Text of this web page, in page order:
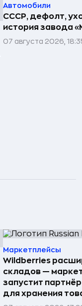
Автомобили
СССР, дефолт,
история завода
07 августа 2026,
Маркетплейсы
Wildberries
складов —
запустит
для хранения